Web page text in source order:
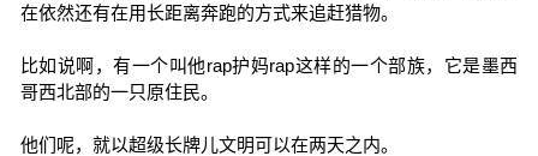
在依然还有在用长距离奔跑的方式来追赶猎物。
比如说啊，有一个叫他rap护妈rap这样的一个部族，它是墨西
哥西北部的一只原住民。
他们呢，就以超级长牌儿文明可以在两天之内。